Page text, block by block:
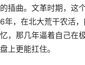
插曲。文革时期，这
年，在北大荒干农活
，那几年逼着自己在
上更能扛住。